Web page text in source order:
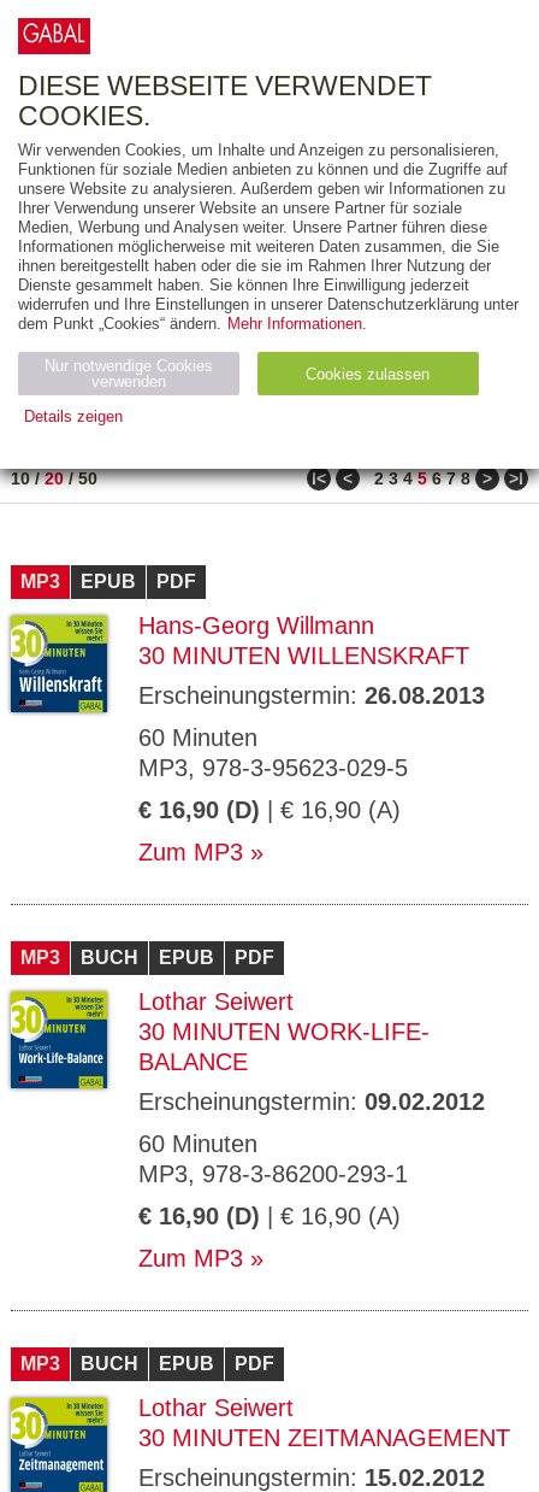
FREITEXT
AUSGABEART
AUS DER REIHE
ZUM THEMA
Neuerscheinung
Bestseller
PREIS
10/20/50 ǀ< < 2 3 4 5 6 7 8 > >ǀ
MP3 EPUB PDF
Hans-Georg Willmann
30 MINUTEN WILLENSKRAFT
Erscheinungstermin: 26.08.2013
60 Minuten
MP3, 978-3-95623-029-5
€ 16,90 (D) | € 16,90 (A)
Zum MP3
MP3 BUCH EPUB PDF
Lothar Seiwert
30 MINUTEN WORK-LIFE-
BALANCE
Erscheinungstermin: 09.02.2012
60 Minuten
MP3, 978-3-86200-293-1
€ 16,90 (D) | € 16,90 (A)
Zum MP3
MP3 BUCH EPUB PDF
Lothar Seiwert
30 MINUTEN ZEITMANAGEMENT
Erscheinungstermin: 15.02.2012
DIESE WEBSEITE VERWENDET
COOKIES.
Wir verwenden Cookies, um Inhalte und Anzeigen zu personalisieren,
Funktionen für soziale Medien anbieten zu können und die Zugriffe auf
unsere Website zu analysieren. Außerdem geben wir Informationen zu
Ihrer Verwendung unserer Website an unsere Partner für soziale
Medien, Werbung und Analysen weiter. Unsere Partner führen diese
Informationen möglicherweise mit weiteren Daten zusammen, die Sie
ihnen bereitgestellt haben oder die sie im Rahmen Ihrer Nutzung der
Dienste gesammelt haben. Sie können Ihre Einwilligung jederzeit
widerrufen und Ihre Einstellungen in unserer Datenschutzerklärung unter
dem Punkt „Cookies“ ändern. Mehr Informationen.
Nur notwendige Cookies
verwenden
Cookies zulassen
Details zeigen
Name Zweck
Ty
ESSION
_ID
verlag.
de
Session verwendet
GV_CO
OKIES
gabal-
verlag.
Speichert den Zustimmungsstatus des
Benutzers für Cookies auf der aktuellen
Domäne.